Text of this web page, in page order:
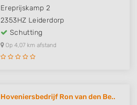
Ereprijskamp 2
2353HZ Leiderdorp
Schutting
Op 4,07 km afstand
Hoveniersbedrijf Ron van den Be..